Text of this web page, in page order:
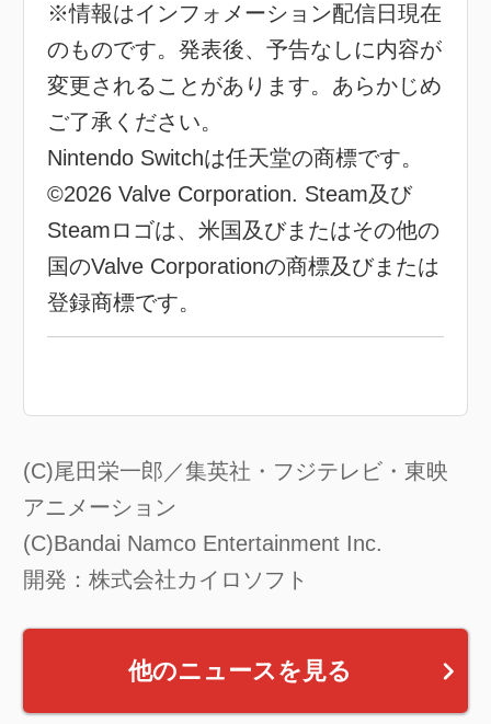
※情報はインフォメーション配信日現在
のものです。発表後、予告なしに内容が
変更されることがあります。あらかじめ
ご了承ください。
Nintendo Switchは任天堂の商標です。
©2026 Valve Corporation. Steam及び
Steamロゴは、米国及びまたはその他の
国のValve Corporationの商標及びまたは
登録商標です。
(C)尾田栄一郎／集英社・フジテレビ・東映
アニメーション
(C)Bandai Namco Entertainment Inc.
開発：株式会社カイロソフト
他のニュースを見る